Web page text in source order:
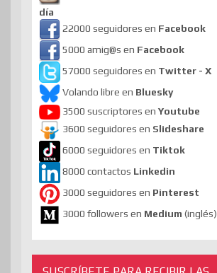
día
22000 seguidores en Facebook
5000 amig@s en Facebook
57000 seguidores en Twitter - X
Volando libre en Bluesky
3500 suscriptores en Youtube
3600 seguidores en Slideshare
6000 seguidores en Tiktok
8000 contactos Linkedin
3000 seguidores en Pinterest
3000 followers en Medium (inglés)